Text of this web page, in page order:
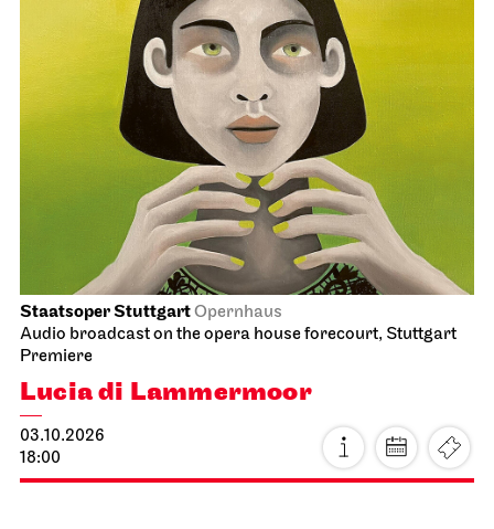
Staatsoper StuttgartOpernhaus
Audio broadcast on the opera house forecourt, Stuttgart
Premiere
Lucia di Lammermoor
03.10.2026
18:00